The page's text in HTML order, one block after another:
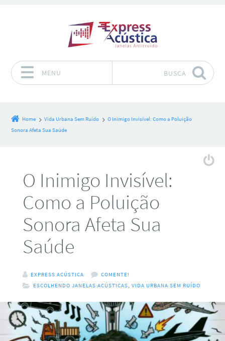
MENU BUSCA
Home Vida Urbana Sem Ruído
O Inimigo Invisível: Como a Poluição
Sonora Afeta Sua Saúde
O Inimigo Invisível:
Como a Poluição
Sonora Afeta Sua
Saúde
EXPRESS ACÚSTICA
COMENTE!
ESCOLHENDO JANELAS ACÚSTICAS VIDA URBANA SEM RUÍDO